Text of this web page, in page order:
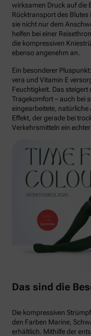
wirksamen Druck auf die
Rücktransport des
sie nicht nur dem
helfen bei einer
die kompressiven
ebenso angenehm an.
Ein besonderer
vera und Vitamin E
Feuchtigkeit. Das
Tragekomfort – auch bei
eingearbeitete, natürliche
Effekt, der gerade bei
Verkehrsmitteln ein
Das sind die
Die kompressiven
den Farben Marine,
erhältlich. Mithilfe der